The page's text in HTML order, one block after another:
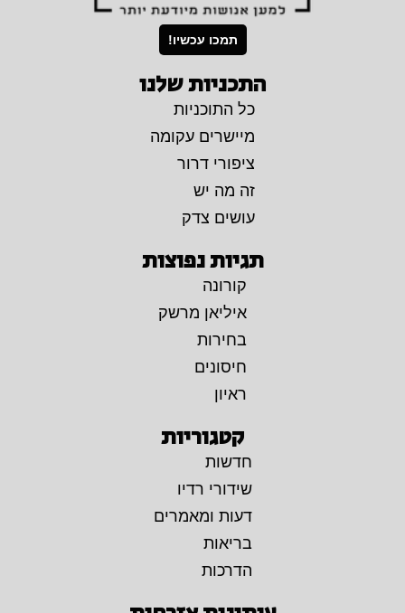
תמכו עכשיו!
התכניות שלנו
כל התוכניות
מיישרים עקומה
ציפורי דרור
זה מה יש
עושים צדק
תגיות נפוצות
קורונה
איליאן מרשק
בחירות
חיסונים
ראיון
קטגוריות
חדשות
שידורי רדיו
דעות ומאמרים
בריאות
הדרכות